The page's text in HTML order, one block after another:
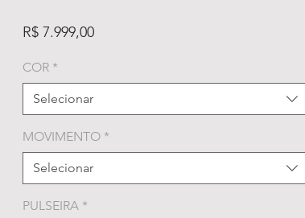
R$ 7.999,00Preço
COR *
Selecionar
MOVIMENTO *
Selecionar
PULSEIRA *